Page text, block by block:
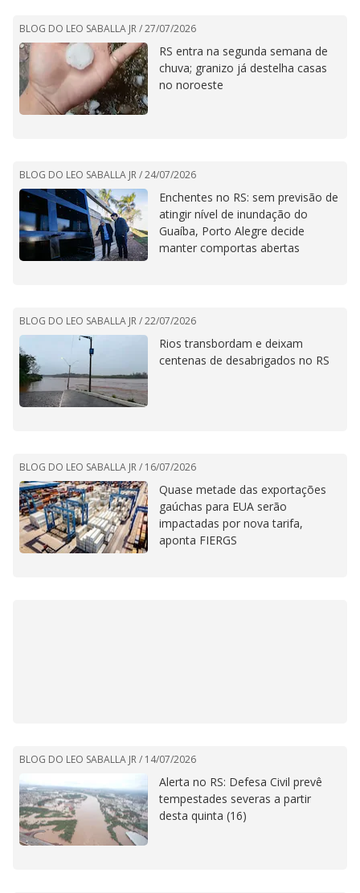
BLOG DO LEO SABALLA JR /27/07/2026
RS entra na segunda semana de
chuva; granizo já destelha casas
no noroeste
BLOG DO LEO SABALLA JR /24/07/2026
Enchentes no RS: sem previsão de
atingir nível de inundação do
Guaíba, Porto Alegre decide
manter comportas abertas
BLOG DO LEO SABALLA JR /22/07/2026
Rios transbordam e deixam
centenas de desabrigados no RS
BLOG DO LEO SABALLA JR / 16/07/2026
Quase metade das exportações
gaúchas para EUA serão
impactadas por nova tarifa,
aponta FIERGS
BLOG DO LEO SABALLA JR / 14/07/2026
Alerta no RS: Defesa Civil prevê
tempestades severas a partir
desta quinta (16)